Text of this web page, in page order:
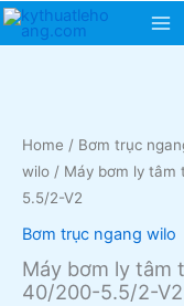
Skip
Home / Bơm trục
wilo / Máy bơm ly tâm
5.5/2-V2
Bơm trục ngang wilo
Máy bơm ly tâm
40/200-5.5/2-V2